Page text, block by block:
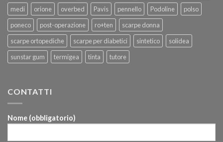
medi
orione overbed Pavis pennello Podoline
polso
poneco
post-operazione ro+ten
scarpe donna
scarpe ortopediche
scarpe per diabetici sintetico
solidea
sunstar gum
termigea tinta tutore
CONTATTI
Nome (obbligatorio)